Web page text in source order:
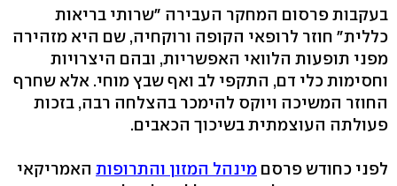
בעקבות פרסום המחקר העבירה "שרותי בריאות
כללית" חוזר לרופאי הקופה ורוקחיה, שם היא מזהירה
מפני תופעות הלוואי האפשריות, ובהם היצרויות
וחסימות כלי דם, התקפי לב ואף שבץ מוחי. אלא שחרף
החוזר המשיכה ויוקס להימכר בהצלחה רבה, בזכות
פעולתה העוצמתית בשיכוך הכאבים.
לפני כחודש פרסם מינהל המזון והתרופות האמריקאי